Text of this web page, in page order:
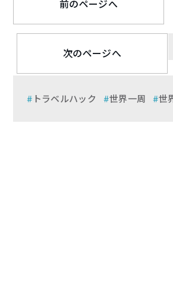
前のページへ
次のページへ
トラベルハック 世界一周 世